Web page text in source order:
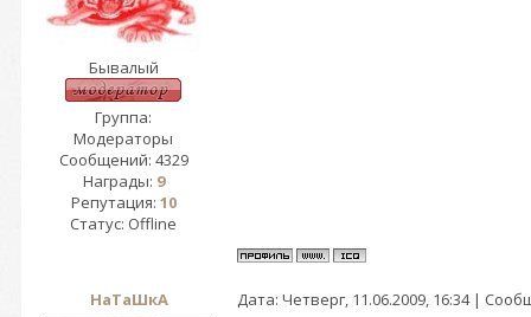
Бывалый
Группа:
Модераторы
Сообщений: 4329
Награды: 9
Репутация: 10
Статус: Offline
НаТаШкА Дата: Четверг, 11.06.2009, 16:34 |